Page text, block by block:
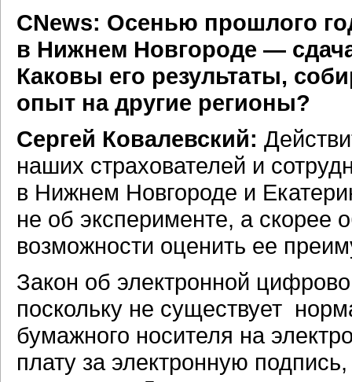
CNews: Осенью прошлого
в Нижнем Новгороде —
Каковы его результаты,
опыт на другие регионы?
Сергей Ковалевский:
наших страхователей и
в Нижнем Новгороде и
не об эксперименте, а скорее
возможности оценить ее
Закон об электронной
поскольку не существует
бумажного носителя на
плату за электронную